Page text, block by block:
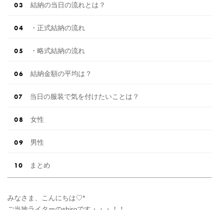
結納の当日の流れとは？
・正式結納の流れ
・略式結納の流れ
結納金額の平均は？
当日の服装で気を付けたいことは？
女性
男性
まとめ
みなさま、こんにちは♡*